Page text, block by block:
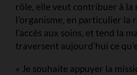
rôle, elle veut contribuer à la
l’organisme, en particulier la
l’accès aux soins, et tend la
traversent aujourd’hui ce
« Je souhaite appuyer la